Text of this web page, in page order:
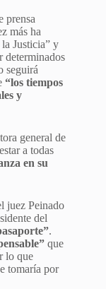
prensa
más ha
Justicia” y
determinados
seguirá
“los tiempos
y
general de
a todas
en su
juez Peinado
del
.
que
lo que
tomaría por